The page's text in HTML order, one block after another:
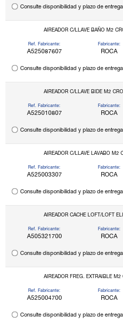
Consulte disponibilidad y plazo de entrega
AIREADOR C/LLAVE BAÑO M2
Ref. Fabricante:
A525087607
Fabricante:
ROCA
Consulte disponibilidad y plazo de entrega
AIREADOR C/LLAVE BIDE M2
Ref. Fabricante:
A525010807
Fabricante:
ROCA
Consulte disponibilidad y plazo de entrega
AIREADOR C/LLAVE LAVABO M2
Ref. Fabricante:
A525003307
Fabricante:
ROCA
Consulte disponibilidad y plazo de entrega
AIREADOR CACHE LOFT/LOFT
Ref. Fabricante:
A505321700
Fabricante:
ROCA
Consulte disponibilidad y plazo de entrega
AIREADOR FREG. EXTRAIBLE
Ref. Fabricante:
A525004700
Fabricante:
ROCA
Consulte disponibilidad y plazo de entrega